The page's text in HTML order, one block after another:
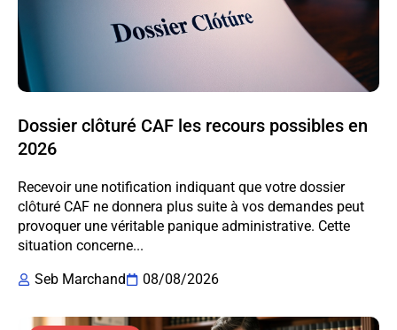
Dossier clôturé CAF les recours possibles en
2026
Recevoir une notification indiquant que votre dossier
clôturé CAF ne donnera plus suite à vos demandes peut
provoquer une véritable panique administrative. Cette
situation concerne...
Seb Marchand
08/08/2026